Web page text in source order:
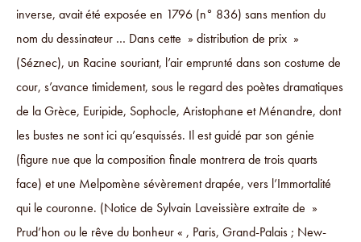
inverse, avait été exposée en 1796 (n° 836) sans mention du
nom du dessinateur … Dans cette » distribution de prix »
(Séznec), un Racine souriant, l’air emprunté dans son costume de
cour, s’avance timidement, sous le regard des poètes dramatiques
de la Grèce, Euripide, Sophocle, Aristophane et Ménandre, dont
les bustes ne sont ici qu’esquissés. Il est guidé par son génie
(figure nue que la composition finale montrera de trois quarts
face) et une Melpomène sévèrement drapée, vers l’Immortalité
qui le couronne. (Notice de Sylvain Laveissière extraite de »
Prud’hon ou le rêve du bonheur « , Paris, Grand-Palais ; New-